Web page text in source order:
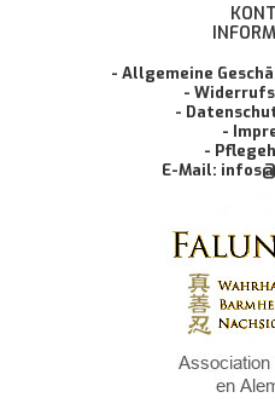
- Allgemeine
-
-
-
-
E-Mail: